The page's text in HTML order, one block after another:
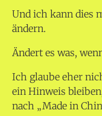
Und ich kann dies
ändern.
Ändert es was,
Ich glaube eher
ein Hinweis
nach „Made in